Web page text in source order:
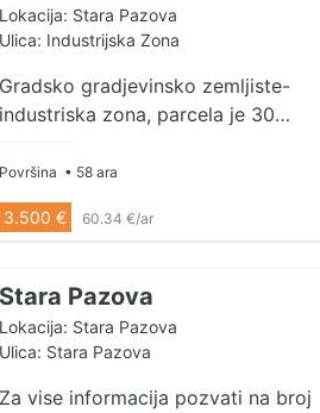
Lokacija: Stara Pazova
Ulica: Industrijska Zona
Gradsko gradjevinsko zemljiste-
industriska zona, parcela je 30
izlaz iz Stare Pazove ka Indjiji 100
metara od asfalta. Ima tri izlaza
dva sa jedne i jedan sa druge
oglasu se vidi da treba da prodje
put paralelno sa parcelom sa
kružnim tokom saobraćaja. Može i
aru. Kontakt 0641472378
Površina • 58 ara
3.500 € 60.34 €/ar
Stara Pazova
Lokacija: Stara Pazova
Ulica: Stara Pazova
Za vise informacija pozvati na broj